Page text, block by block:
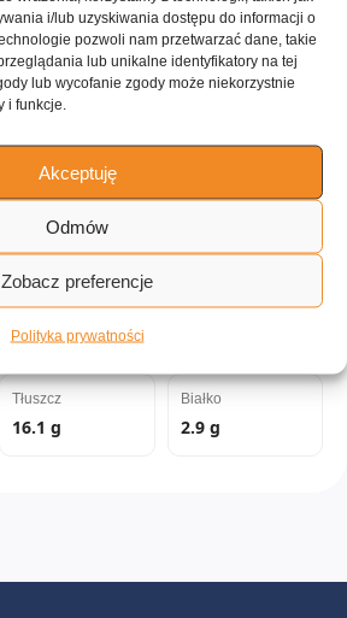
i/lub uzyskiwania dostępu do informacji o
pozwoli nam przetwarzać dane, takie
lub unikalne identyfikatory na tej
lub wycofanie zgody może niekorzystnie
i funkcje.
Akceptuję
Odmów
Zobacz preferencje
Polityka prywatności
Tex Mex Południowo-zachodnie USA
Impreza
Dla początkujących
Tłuszcz
16.1 g
Białko
2.9 g